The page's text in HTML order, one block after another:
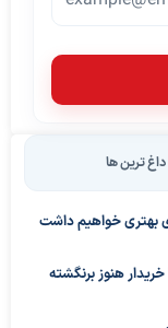
داغ ترین ها
بهتری خواهیم داشت
هنوز برنگشته